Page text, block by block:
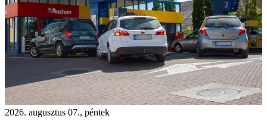
2026. augusztus 07., péntek